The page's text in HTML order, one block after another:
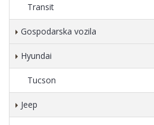
Transit
Gospodarska vozila
Hyundai
Tucson
Jeep